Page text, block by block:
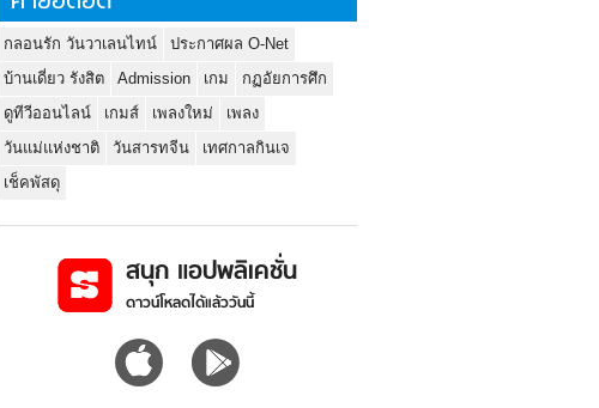
กลอนรัก วันวาเลนไทน์
ประกาศผล O-Net
บ้านเดี่ยว รังสิต
Admission เกม
กฏอัยการศึก
ดูทีวีออนไลน์
เกมส์ เพลงใหม่
เพลง
วันแม่แห่งชาติ
วันสารทจีน
เทศกาลกินเจ
เช็คพัสดุ
สนุก แอปพลิเคชั่น
ดาวน์โหลดได้แล้ววันนี้